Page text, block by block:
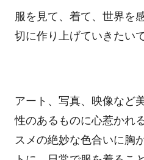
服を見て、着て、世界を
切に作り上げていきたいで
アート、写真、映像など
性のあるものに心惹かれ
スメの絶妙な色合いに胸